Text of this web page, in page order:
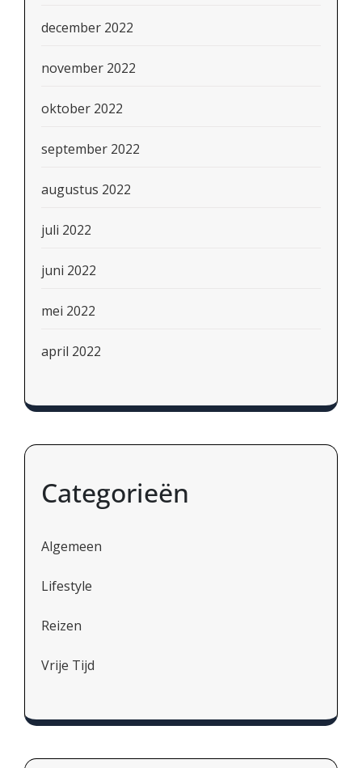
december 2022
november 2022
oktober 2022
september 2022
augustus 2022
juli 2022
juni 2022
mei 2022
april 2022
Categorieën
Algemeen
Lifestyle
Reizen
Vrije Tijd